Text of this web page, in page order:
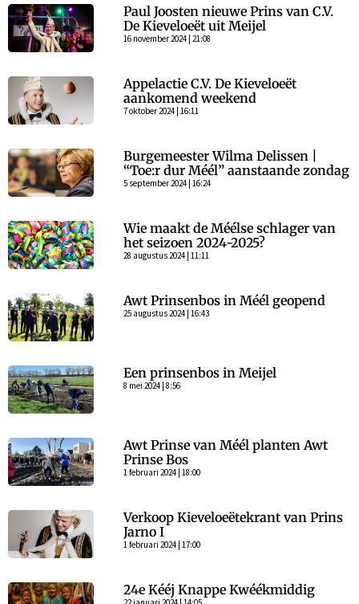
Paul Joosten nieuwe Prins van C.V.
De Kieveloeët uit Meijel
16 november 2024 | 21:08
Appelactie C.V. De Kieveloeët
aankomend weekend
7 oktober 2024 | 16:11
Burgemeester Wilma Delissen |
“Toe:r dur Méél” aanstaande zondag
5 september 2024 | 16:24
Wie maakt de Méélse schlager van
het seizoen 2024-2025?
28 augustus 2024 | 11:11
Awt Prinsenbos in Méél geopend
25 augustus 2024 | 16:43
Een prinsenbos in Meijel
8 mei 2024 | 8:56
Awt Prinse van Méél planten Awt
Prinse Bos
1 februari 2024 | 18:00
Verkoop Kieveloeëtekrant van Prins
Jarno I
1 februari 2024 | 17:00
24e Kééj Knappe Kwéékmiddig